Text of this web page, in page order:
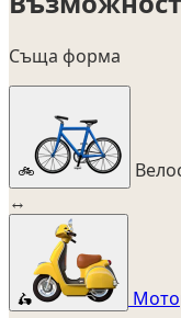
Съща форма
🚲
↔
🛵